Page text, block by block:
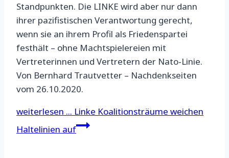
Standpunkten. Die LINKE wird aber nur dann
ihrer pazifistischen Verantwortung gerecht,
wenn sie an ihrem Profil als Friedenspartei
festhält – ohne Machtspielereien mit
Vertreterinnen und Vertretern der Nato-Linie.
Von Bernhard Trautvetter – Nachdenkseiten
vom 26.10.2020.
weiterlesen ... Linke Koalitionsträume weichen
Haltelinien auf